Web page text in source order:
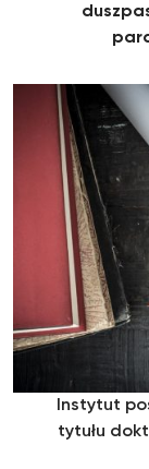
Instytut
tytułu